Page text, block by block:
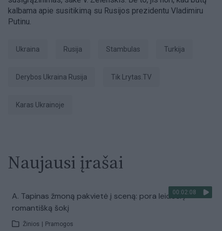
kalbama apie susitikimą su Rusijos prezidentu Vladimiru
Putinu.
Ukraina Rusija Stambulas Turkija
Derybos Ukraina Rusija tik Lrytas.TV
karas Ukrainoje
Naujausi įrašai
00:02:08
A. Tapinas žmoną pakvietė į sceną: pora leidosi į
romantišką šokį
Žinios Pramogos